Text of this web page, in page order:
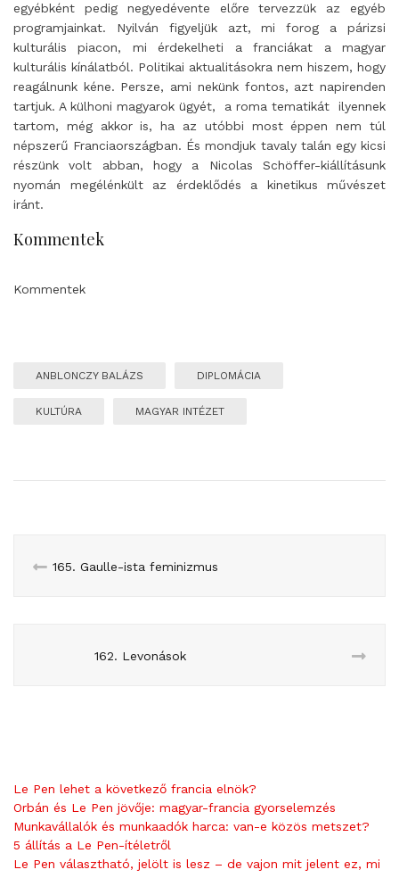
egyébként pedig negyedévente előre tervezzük az egyéb
programjainkat. Nyilván figyeljük azt, mi forog a párizsi
kulturális piacon, mi érdekelheti a franciákat a magyar
kulturális kínálatból. Politikai aktualitásokra nem hiszem, hogy
reagálnunk kéne. Persze, ami nekünk fontos, azt napirenden
tartjuk. A külhoni magyarok ügyét, a roma tematikát ilyennek
tartom, még akkor is, ha az utóbbi most éppen nem túl
népszerű Franciaországban. És mondjuk tavaly talán egy kicsi
részünk volt abban, hogy a Nicolas Schöffer-kiállításunk
nyomán megélénkült az érdeklődés a kinetikus művészet
iránt.
Kommentek
Kommentek
ANBLONCZY BALÁZS DIPLOMÁCIA
KULTÚRA MAGYAR INTÉZET
165. Gaulle-ista feminizmus
162. Levonások
Le Pen lehet a következő francia elnök?
Orbán és Le Pen jövője: magyar-francia gyorselemzés
Munkavállalók és munkaadók harca: van-e közös metszet?
5 állítás a Le Pen-ítéletről
Le Pen választható, jelölt is lesz – de vajon mit jelent ez, mi